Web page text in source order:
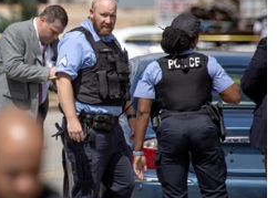
享年89岁
中华日，等你来赴约 —— 密苏里植物
（五）
与钢琴家Darek演绎一场古筝